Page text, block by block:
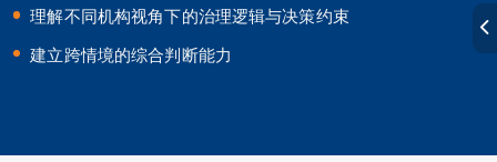
理解不同机构视角下的治理逻辑与决策约束
建立跨情境的综合判断能力